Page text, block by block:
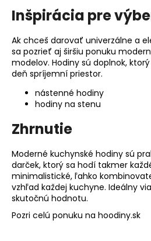
Inšpirácia pre
Ak chceš darovať univerzálne a
sa pozrieť aj širšiu ponuku
modelov. Hodiny sú doplnok,
deň spríjemní priestor.
nástenné hodiny
hodiny na stenu
Zhrnutie
Moderné kuchynské hodiny sú
darček, ktorý sa hodí takmer
minimalistické, ľahko
vzhľad každej kuchyne. Ideálny
skutočnú hodnotu.
Pozri celú ponuku na hoodiny.sk
STENU
–
MODEL
ECLIPSE
30
CM
€29